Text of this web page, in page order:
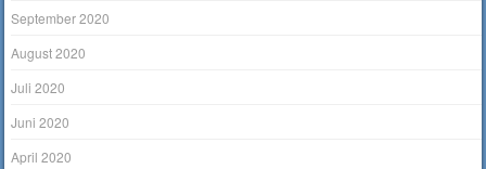
September 2020
August 2020
Juli 2020
Juni 2020
April 2020